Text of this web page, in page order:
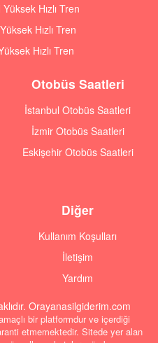
Hızlı Tren
Hızlı Tren
Hızlı Tren
Otobüs Saatleri
İstanbul Otobüs Saatleri
İzmir Otobüs Saatleri
Eskişehir Otobüs Saatleri
Diğer
Kullanım Koşulları
İletişim
Yardım
Orayanasilgiderim.com
bir platformdur ve içerdiği
etmemektedir. Sitede yer alan